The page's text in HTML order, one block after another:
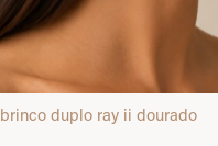
brinco duplo ray ii dourado